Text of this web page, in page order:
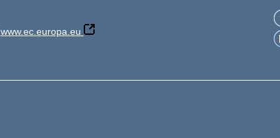
www.ec.europa.eu